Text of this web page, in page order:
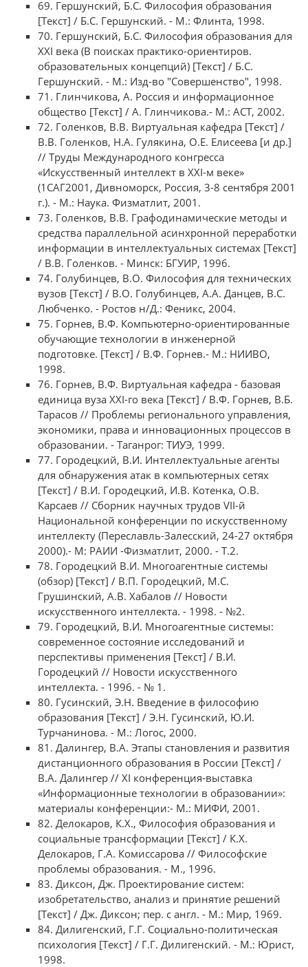
69. Гершунский, Б.С. Философия образования
[Текст] / Б.С. Гершунский. - М.: Флинта, 1998.
70. Гершунский, Б.С. Философия образования для
XXI века (В поисках практико-ориентиров.
образовательных концепций) [Текст] / Б.С.
Гершунский. - М.: Изд-во "Совершенство", 1998.
71. Глинчикова, А. Россия и информационное
общество [Текст] / А. Глинчикова.- М.: ACT, 2002.
72. Голенков, В.В. Виртуальная кафедра [Текст] /
В.В. Голенков, Н.А. Гулякина, О.Е. Елисеева [и др.]
// Труды Международного конгресса
«Искусственный интеллект в XXI-м веке»
(1САГ2001, Дивноморск, Россия, 3-8 сентября 2001
г.). - М.: Наука. Физматлит, 2001.
73. Голенков, В.В. Графодинамические методы и
средства параллельной асинхронной переработки
информации в интеллектуальных системах [Текст]
/ В.В. Голенков. - Минск: БГУИР, 1996.
74. Голубинцев, В.О. Философия для технических
вузов [Текст] / В.О. Голубинцев, А.А. Данцев, В.C.
Любченко. - Ростов н/Д.: Феникс, 2004.
75. Горнев, В.Ф. Компьютерно-ориентированные
обучающие технологии в инженерной
подготовке. [Текст] / В.Ф. Горнев.- М.: НИИВО,
1998.
76. Горнев, В.Ф. Виртуальная кафедра - базовая
единица вуза XXI-го века [Текст] / В.Ф. Горнев, В.Б.
Тарасов // Проблемы регионального управления,
экономики, права и инновационных процессов в
образовании. - Таганрог: ТИУЭ, 1999.
77. Городецкий, В.И. Интеллектуальные агенты
для обнаружения атак в компьютерных сетях
[Текст] / В.И. Городецкий, И.В. Котенка, О.В.
Карсаев // Сборник научных трудов VII-й
Национальной конференции по искусственному
интеллекту (Переславль-Залесский, 24-27 октября
2000).- М: РАИИ -Физматлит, 2000. - Т.2.
78. Городецкий В.И. Многоагентные системы
(обзор) [Текст] / В.П. Городецкий, М.С.
Грушинский, А.В. Хабалов // Новости
искусственного интеллекта. - 1998. - №2.
79. Городецкий, В.И. Многоагентные системы:
современное состояние исследований и
перспективы применения [Текст] / В.И.
Городецкий // Новости искусственного
интеллекта. - 1996. - № 1.
80. Гусинский, Э.Н. Введение в философию
образования [Текст] / Э.Н. Гусинский, Ю.И.
Турчанинова. - М.: Логос, 2000.
81. Далингер, В.А. Этапы становления и развития
дистанционного образования в России [Текст] /
В.А. Далингер // XI конференция-выставка
«Информационные технологии в образовании»:
материалы конференции:- М.: МИФИ, 2001.
82. Делокаров, К.Х., Философия образования и
социальные трансформации [Текст] / К.Х.
Делокаров, Г.А. Комиссарова // Философские
проблемы образования. - М., 1996.
83. Диксон, Дж. Проектирование систем:
изобретательство, анализ и принятие решений
[Текст] / Дж. Диксон; пер. с англ. - М.: Мир, 1969.
84. Дилигенский, Г.Г. Социально-политическая
психология [Текст] / Г.Г. Дилигенский. - М.: Юрист,
1998.